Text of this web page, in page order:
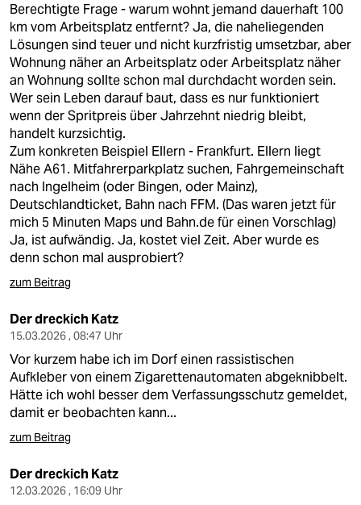
Berechtigte Frage - warum wohnt jemand dauerhaft 100
km vom Arbeitsplatz entfernt? Ja, die naheliegenden
Lösungen sind teuer und nicht kurzfristig umsetzbar, aber
Wohnung näher an Arbeitsplatz oder Arbeitsplatz näher
an Wohnung sollte schon mal durchdacht worden sein.
Wer sein Leben darauf baut, dass es nur funktioniert
wenn der Spritpreis über Jahrzehnt niedrig bleibt,
handelt kurzsichtig.
Zum konkreten Beispiel Ellern - Frankfurt. Ellern liegt
Nähe A61. Mitfahrerparkplatz suchen, Fahrgemeinschaft
nach Ingelheim (oder Bingen, oder Mainz),
Deutschlandticket, Bahn nach FFM. (Das waren jetzt für
mich 5 Minuten Maps und Bahn.de für einen Vorschlag)
Ja, ist aufwändig. Ja, kostet viel Zeit. Aber wurde es
denn schon mal ausprobiert?
zum Beitrag
Der dreckich Katz
15.03.2026 , 08:47 Uhr
Vor kurzem habe ich im Dorf einen rassistischen
Aufkleber von einem Zigarettenautomaten abgeknibbelt.
Hätte ich wohl besser dem Verfassungsschutz gemeldet,
damit er beobachten kann...
zum Beitrag
Der dreckich Katz
12.03.2026 , 16:09 Uhr